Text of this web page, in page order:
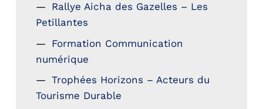
Rallye Aicha des Gazelles – Les
Petillantes
Formation Communication
numérique
Trophées Horizons – Acteurs du
Tourisme Durable